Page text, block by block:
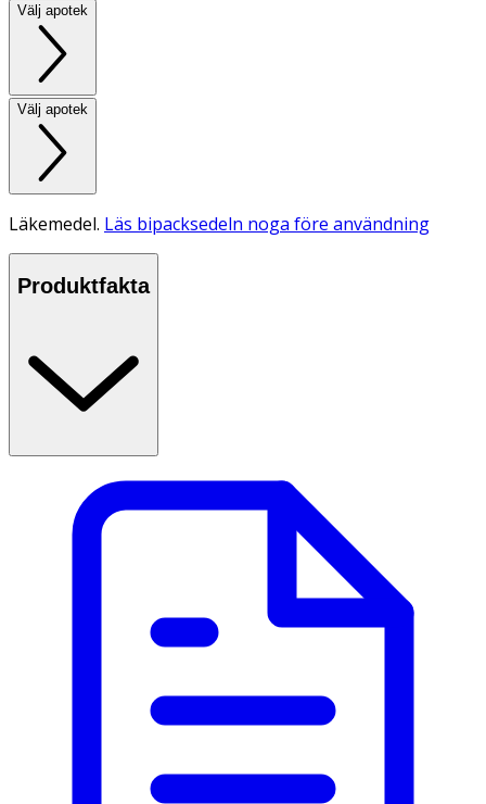
Välj apotek
Välj apotek
Läkemedel. Läs bipacksedeln noga före användning
Produktfakta